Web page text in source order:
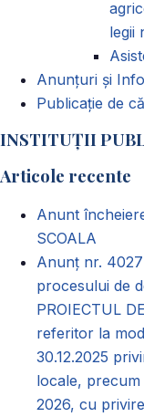
legii
Anunțuri și
Publicație de
INSTITUȚII
Articole recente
Anunt
SCOALA
Anunț nr.
procesului de
PROIECTUL
referitor la
30.12.2025
locale,
2026, cu